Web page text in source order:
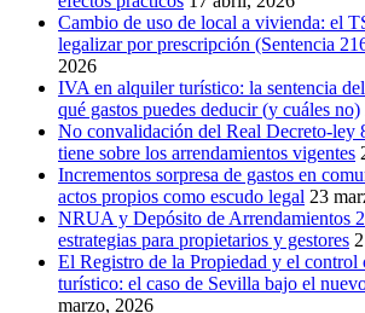
Cambio de uso de local a vivienda: el
legalizar por prescripción (Sentencia
2026
IVA en alquiler turístico: la sentencia
qué gastos puedes deducir (y cuáles no)
No convalidación del Real Decreto-ley
tiene sobre los arrendamientos vigentes
Incrementos sorpresa de gastos en
actos propios como escudo legal 23
NRUA y Depósito de Arrendamientos
estrategias para propietarios y gestores
El Registro de la Propiedad y el
turístico: el caso de Sevilla bajo el
marzo, 2026